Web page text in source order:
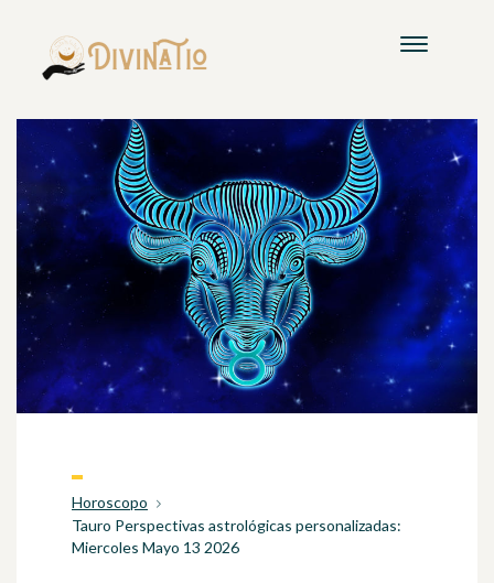
Horoscopo
Tauro Perspectivas astrológicas personalizadas:
Miercoles Mayo 13 2026